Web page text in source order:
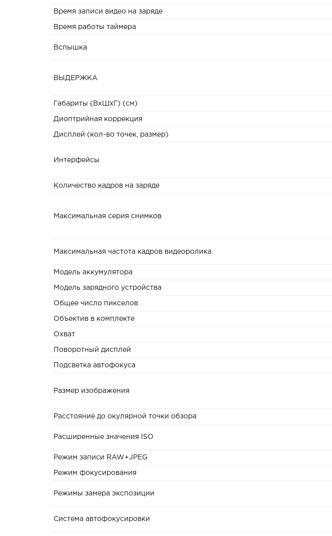
Время записи видео на заряде
Время работы таймера
Вспышка
ВЫДЕРЖКА
Габариты (ВxШxГ) (см)
Диоптрийная коррекция
Дисплей (кол-во точек, размер)
Интерфейсы
Количество кадров на заряде
Максимальная серия снимков
Максимальная частота кадров видеоролика
Модель аккумулятора
Модель зарядного устройства
Общее число пикселов
Объектив в комплекте
Охват
Поворотный дисплей
Подсветка автофокуса
Размер изображения
Расстояние до окулярной точки обзора
Расширенные значения ISO
Режим записи RAW+JPEG
Режим фокусирования
Режимы замера экспозиции
Система автофокусировки